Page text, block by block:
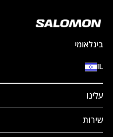
בינלאומי
IL
עלינו
שירות